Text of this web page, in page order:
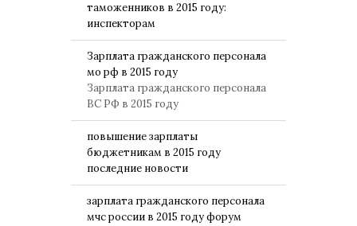
таможенников в 2015 году:
инспекторам
Зарплата гражданского персонала
мо рф в 2015 году
Зарплата гражданского персонала
ВС РФ в 2015 году
повышение зарплаты
бюджетникам в 2015 году
последние новости
зарплата гражданского персонала
мчс россии в 2015 году форум